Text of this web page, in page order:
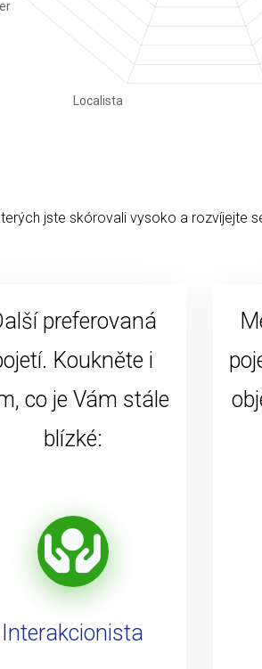
jste skórovali vysoko a rozvíjejte
preferovaná
Koukněte i
co je Vám stále
blízké:
Interakcionista